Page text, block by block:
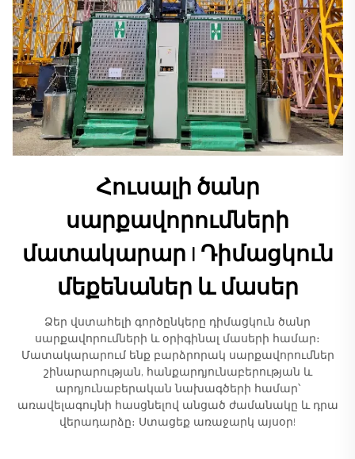
Հուսալի ծանր
սարքավորումների
մատակարար | Դիմացկուն
մեքենաներ և մասեր
Ձեր վստահելի գործընկերը դիմացկուն ծանր
սարքավորումների և օրիգինալ մասերի համար։
Մատակարարում ենք բարձրորակ սարքավորումներ
շինարարության, հանքարդյունաբերության և
արդյունաբերական նախագծերի համար՝
առավելագույնի հասցնելով անցած ժամանակը և դրա
վերադարձը։ Ստացեք առաջարկ այսօր!